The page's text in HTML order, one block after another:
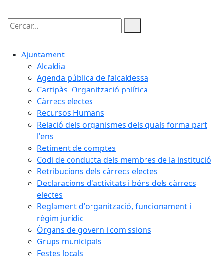
Cercar:
Ajuntament
Alcaldia
Agenda pública de l'alcaldessa
Cartipàs. Organització política
Càrrecs electes
Recursos Humans
Relació dels organismes dels quals forma part
l'ens
Retiment de comptes
Codi de conducta dels membres de la institució
Retribucions dels càrrecs electes
Declaracions d'activitats i béns dels càrrecs
electes
Reglament d'organització, funcionament i
règim jurídic
Òrgans de govern i comissions
Grups municipals
Festes locals